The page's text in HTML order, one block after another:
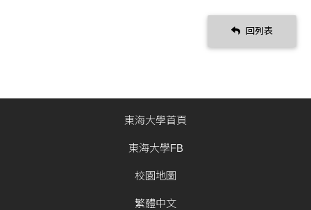
回列表
東海大學首頁
東海大學FB
校園地圖
繁體中文